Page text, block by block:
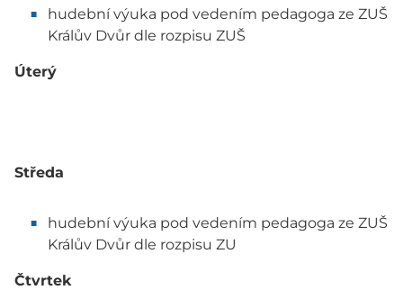
hudební výuka pod vedením pedagoga ze ZUŠ
Králův Dvůr dle rozpisu ZUŠ
Úterý
Středa
hudební výuka pod vedením pedagoga ze ZUŠ
Králův Dvůr dle rozpisu ZU
Čtvrtek